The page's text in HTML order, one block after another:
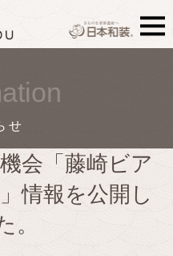
せ
会「藤崎ビア
情報を公開し
。